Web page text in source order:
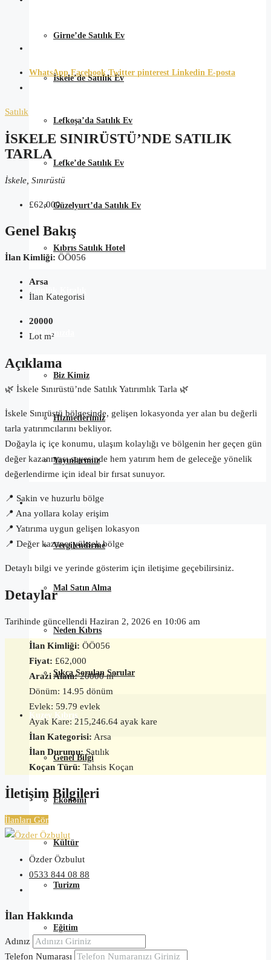
Girne’de Satılık Ev
İskele’de Satılık Ev
Lefkoşa’da Satılık Ev
Lefke’de Satılık Ev
Güzelyurt’da Satılık Ev
Kıbrıs Satılık Hotel
Günlük Kiralık
Hakkımızda
Biz Kimiz
Hizmetlerimiz
Yayınlarımız
Satın Alma Rehberi
Vergilendirme
Mal Satın Alma
Neden Kıbrıs
Sıkça Sorulan Sorular
Kuzey Kıbrıs
Genel Bilgi
Ekonomi
Kültür
Turizm
Eğitim
WhatsApp FacebookTwitter pinterest Linkedin E-posta
Satılık
İSKELE SINIRÜSTÜ’NDE SATILIK
TARLA
İskele, Sınırüstü
£62,000
Genel Bakış
İlan Kimliği: ÖÖ056
Arsa
İlan Kategorisi
20000
Lot m²
Açıklama
🌿 İskele Sınırüstü’nde Satılık Yatırımlık Tarla 🌿
İskele Sınırüstü bölgesinde, gelişen lokasyonda yer alan bu değerli
tarla yatırımcılarını bekliyor.
Doğayla iç içe konumu, ulaşım kolaylığı ve bölgenin her geçen gün
değer kazanması sayesinde hem yatırım hem de geleceğe yönelik
değerlendirme için ideal bir fırsat sunuyor.
📍 Sakin ve huzurlu bölge
📍 Ana yollara kolay erişim
📍 Yatırıma uygun gelişen lokasyon
📍 Değer kazancı yüksek bölge
Detaylı bilgi ve yerinde gösterim için iletişime geçebilirsiniz.
Detaylar
Tarihinde güncellendi Haziran 2, 2026 en 10:06 am
İlan Kimliği: ÖÖ056
Fiyat: £62,000
Arazi Alanı: 20000 m²
Dönüm: 14.95 dönüm
Evlek: 59.79 evlek
Ayak Kare: 215,246.64 ayak kare
İlan Kategorisi: Arsa
İlan Durumu: Satılık
Koçan Türü: Tahsis Koçan
İletişim Bilgileri
İlanları Gör
Özder Özbulut
0533 844 08 88
İlan Hakkında
Adınız
Telefon Numarası